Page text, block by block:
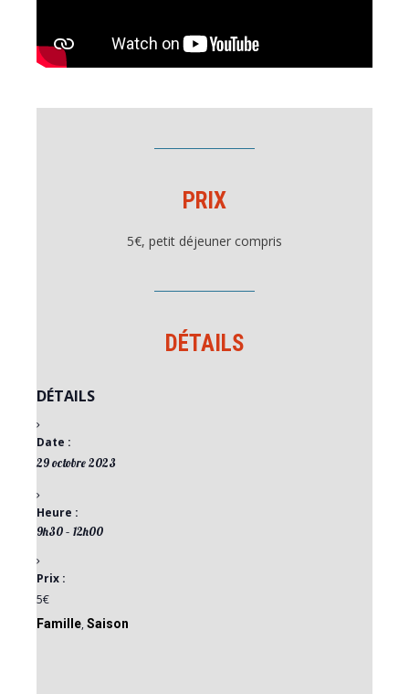
PRIX
5€, petit déjeuner compris
DÉTAILS
DÉTAILS
Date :
29 octobre 2023
Heure :
9h30 – 12h00
Prix :
5€
Famille, Saison